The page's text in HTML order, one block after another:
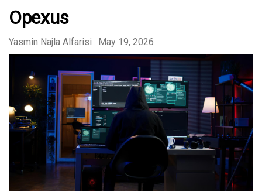
Opexus
Yasmin Najla Alfarisi . May 19, 2026